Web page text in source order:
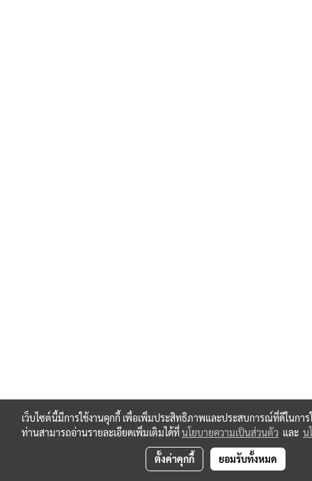
เว็บไซต์นี้มีการใช้งานคุกกี้ เพื่อเพิ่มประสิทธิภาพและประสบการณ์ที่ดีในการ
ท่านสามารถอ่านรายละเอียดเพิ่มเติมได้ที่นโยบายความเป็นส่วนตัว และ น
ตั้งค่าคุกกี้ ยอมรับทั้งหมด